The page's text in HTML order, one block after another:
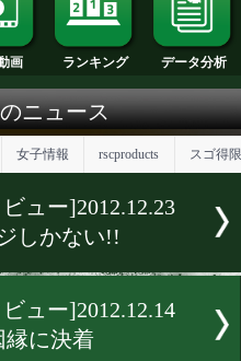
練習動画 ランキング
月のニュース
ト 女子情報
タビュー
ージしかない!!